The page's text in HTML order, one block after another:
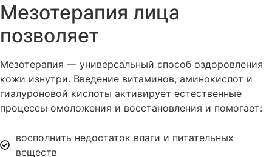
Мезотерапия лица
позволяет
Мезотерапия — универсальный способ оздоровления
кожи изнутри. Введение витаминов, аминокислот и
гиалуроновой кислоты активирует естественные
процессы омоложения и восстановления и помогает:
восполнить недостаток влаги и питательных
веществ